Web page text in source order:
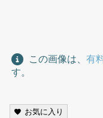
この画像は、 有
す。
お気に入り